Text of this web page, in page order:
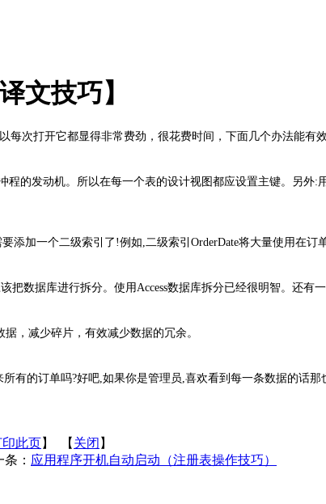
文技巧】
次打开它都显得非常费劲，很花费时间，下面几个办法能有效
发动机。所以在每一个表的设计视图都应设置主键。另外:
加一个二级索引了!例如,二级索引OrderDate将大量使用在订
数据库进行拆分。使用Access数据库拆分已经很明智。还有
减少碎片，有效减少数据的冗余。
的订单吗?好吧,如果你是管理员,喜欢看到每一条数据的话那
印此页】 【 关闭 】
： 应用程序开机自动启动（注册表操作技巧）